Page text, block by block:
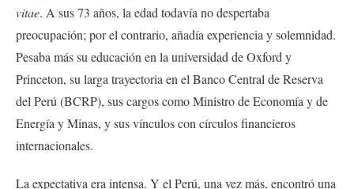
vitae. A sus 73 años, la edad todavía no despertaba
preocupación; por el contrario, añadía experiencia y solemnidad.
Pesaba más su educación en la universidad de Oxford y
Princeton, su larga trayectoria en el Banco Central de Reserva
del Perú (BCRP), sus cargos como Ministro de Economía y de
Energía y Minas, y sus vínculos con círculos financieros
internacionales.
La expectativa era intensa. Y el Perú, una vez más, encontró una